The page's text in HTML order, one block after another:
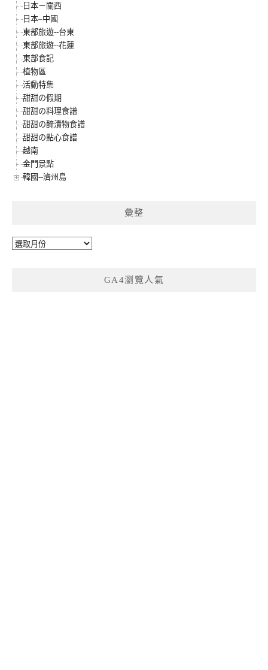
日本－關西
日本–中國
東部旅遊--台東
東部旅遊--花蓮
東部食記
植物區
活動特集
甜甜の假期
甜甜の料理食譜
甜甜の醃漬物食譜
甜甜の點心食譜
越南
金門景點
韓國--濟州島
彙整
彙
GA4瀏覽人氣